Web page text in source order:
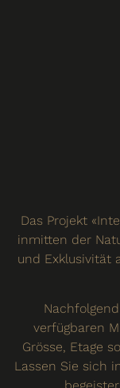
Das Projekt
inmitten der
und Exklusivität
verfügbaren
Grösse, Etage
Lassen Sie sich